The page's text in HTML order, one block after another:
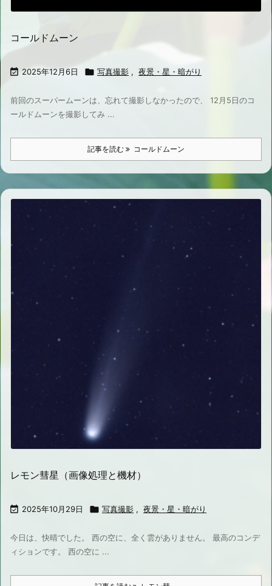
コールドムーン
 2025年12月6日  写真撮影 , 夜景・星・暗がり
前回のスーパームーンは、忘れて撮影しなかったので、 12月5日のコ
ールドムーンを撮影してみ ...
記事を読む コールドムーン
レモン彗星（画像処理と機材）
 2025年10月29日  写真撮影 , 夜景・星・暗がり
今日は、快晴でした。 西の空に、全く雲がありません。 最高のコンデ
ィションです。 西の空に ...